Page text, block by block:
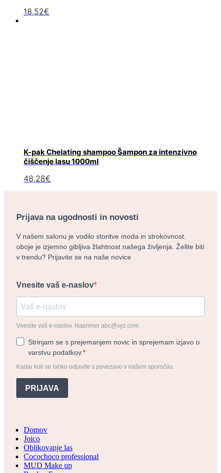
18,52€
K-pak Chelating shampoo Šampon za intenzivno
čiščenje lasu 1000ml
48,28€
Prijava na ugodnosti in novosti
V našem salonu je vodilo storitve moda in strokovnost.
oboje je izjemno gibljiva žlahtnost našega življenja. Želite biti
v trendu? Prijavite se na naše novice
Vnesite vaš e-naslov
Vnesite vaš e-naslov. Naprimer abc@xyz.com
Strinjam se s prejemanjem novic in sprejemam izjavo o
varstvu podatkov.
Kadar koli se lahko odjavite s povezavo v našem sporočilu.
PRIJAVA
Domov
Joico
Oblikovanje las
Cocochoco professional
MUD Make up